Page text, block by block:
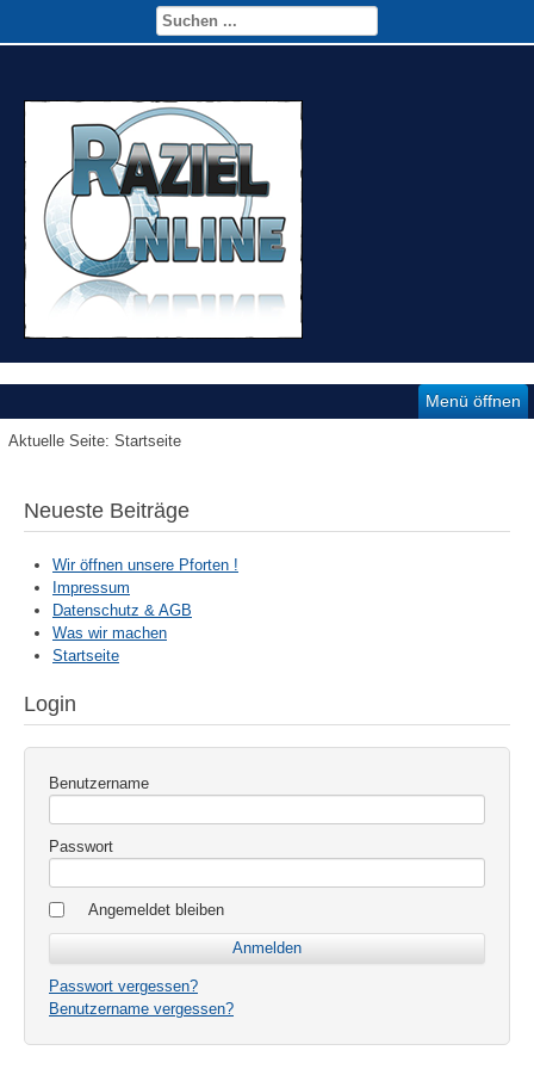
Menü öffnen
Aktuelle Seite: Startseite
Neueste Beiträge
Wir öffnen unsere Pforten !
Impressum
Datenschutz & AGB
Was wir machen
Startseite
Login
Benutzername
Passwort
Angemeldet bleiben
Passwort vergessen?
Benutzername vergessen?